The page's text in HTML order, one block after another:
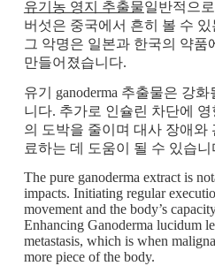
유기농 영지 추출물일반적으
버섯은 중국에서 흔히 볼 수
그 악명은 일본과 한국의 약품
만들어졌습니다.
유기 ganoderma 추출물은 강
니다. 추가로 인슐린 차단에
의 도박을 줄이며 대사 장애와
료하는 데 도움이 될 수 있습니
The pure ganoderma extract is
impacts. Initiating regular
movement and the body’s
Enhancing Ganoderma lucidum
metastasis, which is when
more piece of the body.